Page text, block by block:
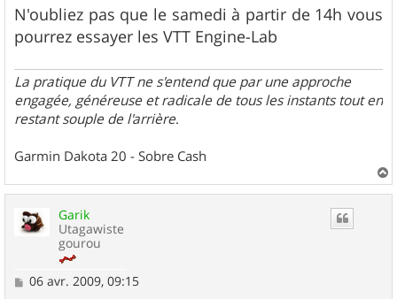
N'oubliez pas que le samedi à partir de 14h vous
pourrez essayer les VTT Engine-Lab
La pratique du VTT ne s'entend que par une approche
engagée, généreuse et radicale de tous les instants tout en
restant souple de l'arrière.
Garmin Dakota 20 - Sobre Cash
a
Garik
Utagawiste
gourou
M
06 avr. 2009, 09:15